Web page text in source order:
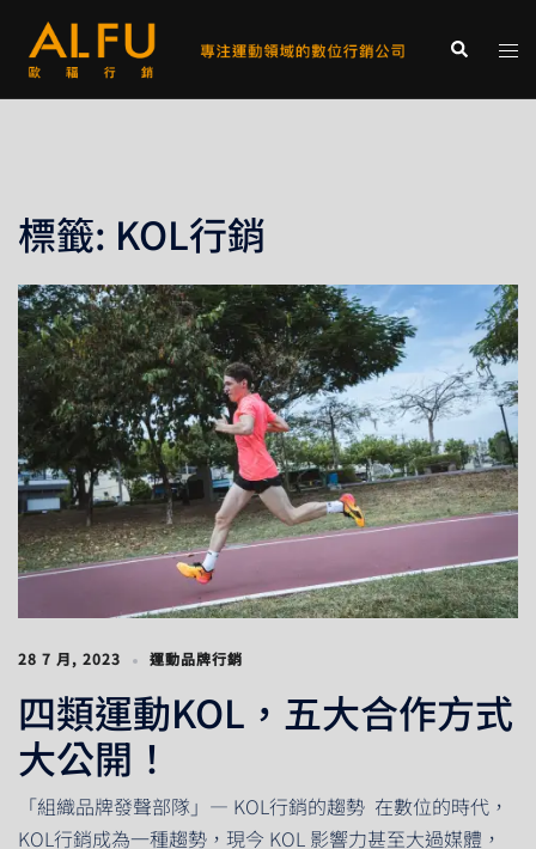
Search
標籤: KOL行銷
28 7 月, 2023 運動品牌行銷
四類運動KOL，五大合作方式
大公開！
「組織品牌發聲部隊」— KOL行銷的趨勢 在數位的時代，
KOL行銷成為一種趨勢，現今 KOL 影響力甚至大過媒體，